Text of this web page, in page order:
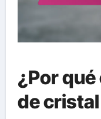
¿Por
de